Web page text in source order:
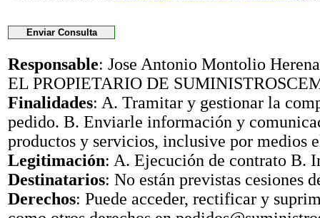
Responsable: Jose Antonio Montolio
EL PROPIETARIO DE
Finalidades: A. Tramitar y gestionar la
pedido. B. Enviarle información y
productos y servicios, inclusive por medios
Legitimación: A. Ejecución de contrato B.
Destinatarios: No están previstas cesiones
Derechos: Puede acceder, rectificar y